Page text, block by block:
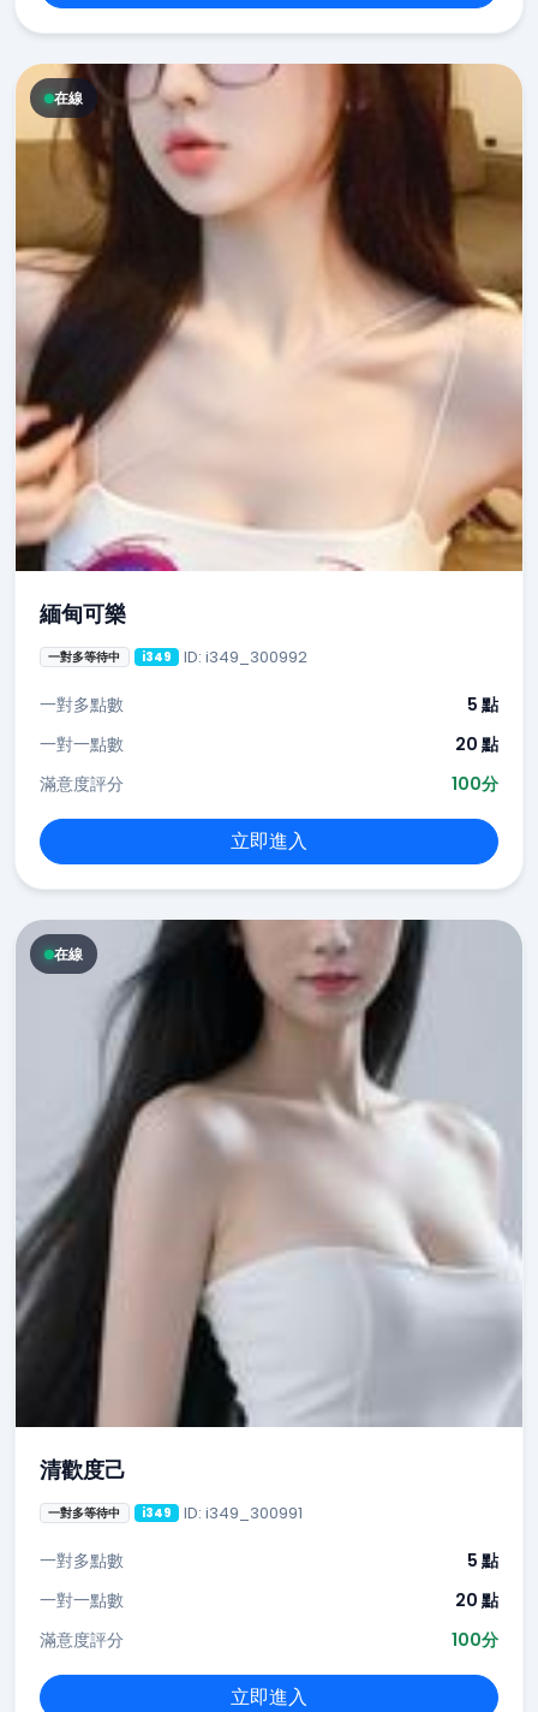
在線
緬甸可樂
一對多等待中 i349 ID: i349_300992
一對多點數
5 點
一對一點數
20 點
滿意度評分
100分
立即進入
在線
清歡度己
一對多等待中 i349 ID: i349_300991
一對多點數
5 點
一對一點數
20 點
滿意度評分
100分
立即進入